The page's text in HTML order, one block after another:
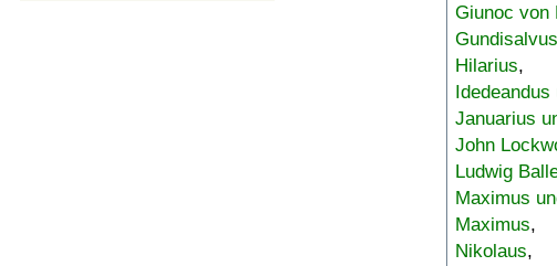
Giunoc von
Hilarius,
Idedeandus
Januarius
John
Ludwig
Maximus
Maximus,
Nikolaus,